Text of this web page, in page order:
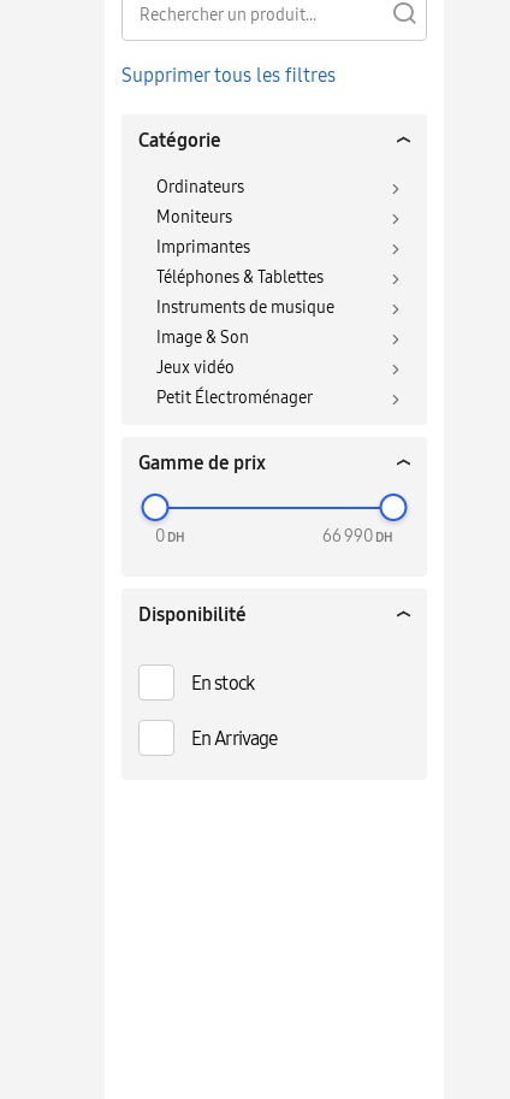
Supprimer tous les filtres
Catégorie
Ordinateurs
Moniteurs
Imprimantes
Téléphones & Tablettes
Instruments de musique
Image & Son
Jeux vidéo
Petit Électroménager
Gamme de prix
0 DH 66 990 DH
Disponibilité
En stock
En Arrivage